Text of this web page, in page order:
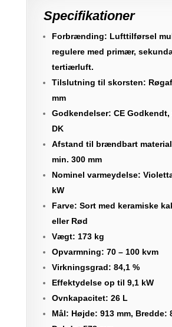
Specifikationer
Forbrænding: Lufttilførsel
regulere med primær,
tertiærluft.
Tilslutning til skorsten:
mm
Godkendelser: CE
DK
Afstand til brændbart
min. 300 mm
Nominel varmeydelse:
kW
Farve: Sort med keramiske
eller Rød
Vægt: 173 kg
Opvarmning: 70 – 100 kvm
Virkningsgrad: 84,1 %
Effektydelse op til 9,1 kW
Ovnkapacitet: 26 L
Mål: Højde: 913 mm, Bredde: